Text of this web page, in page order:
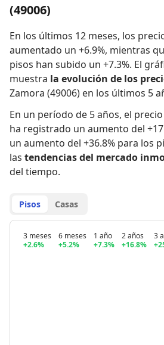
(49006)
En los últimos 12 meses, los
aumentado un +6.9%, mientras
pisos han subido un +7.3%. El
muestra la evolución de los
Zamora (49006) en los últimos 5
En un período de 5 años, el
ha registrado un aumento del
un aumento del +36.8% para los
las tendencias del mercado
del tiempo.
Pisos Casas
3 meses
+2.6%
6 meses
+5.2%
1 año
+7.3%
2 años
+16.8%
3